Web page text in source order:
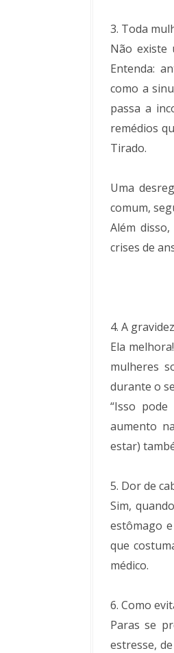
3. Toda
Não existe
Entenda:
como a
passa a
remédios
Tirado.
Uma
comum,
Além
crises de
4. A
Ela
mulheres
durante o
“Isso
aumento
estar)
5. Dor de
Sim,
estômago
que
médico.
6. Como
Paras se
estresse,